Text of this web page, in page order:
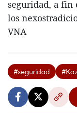
seguridad, a
los
VNA
#seguridad